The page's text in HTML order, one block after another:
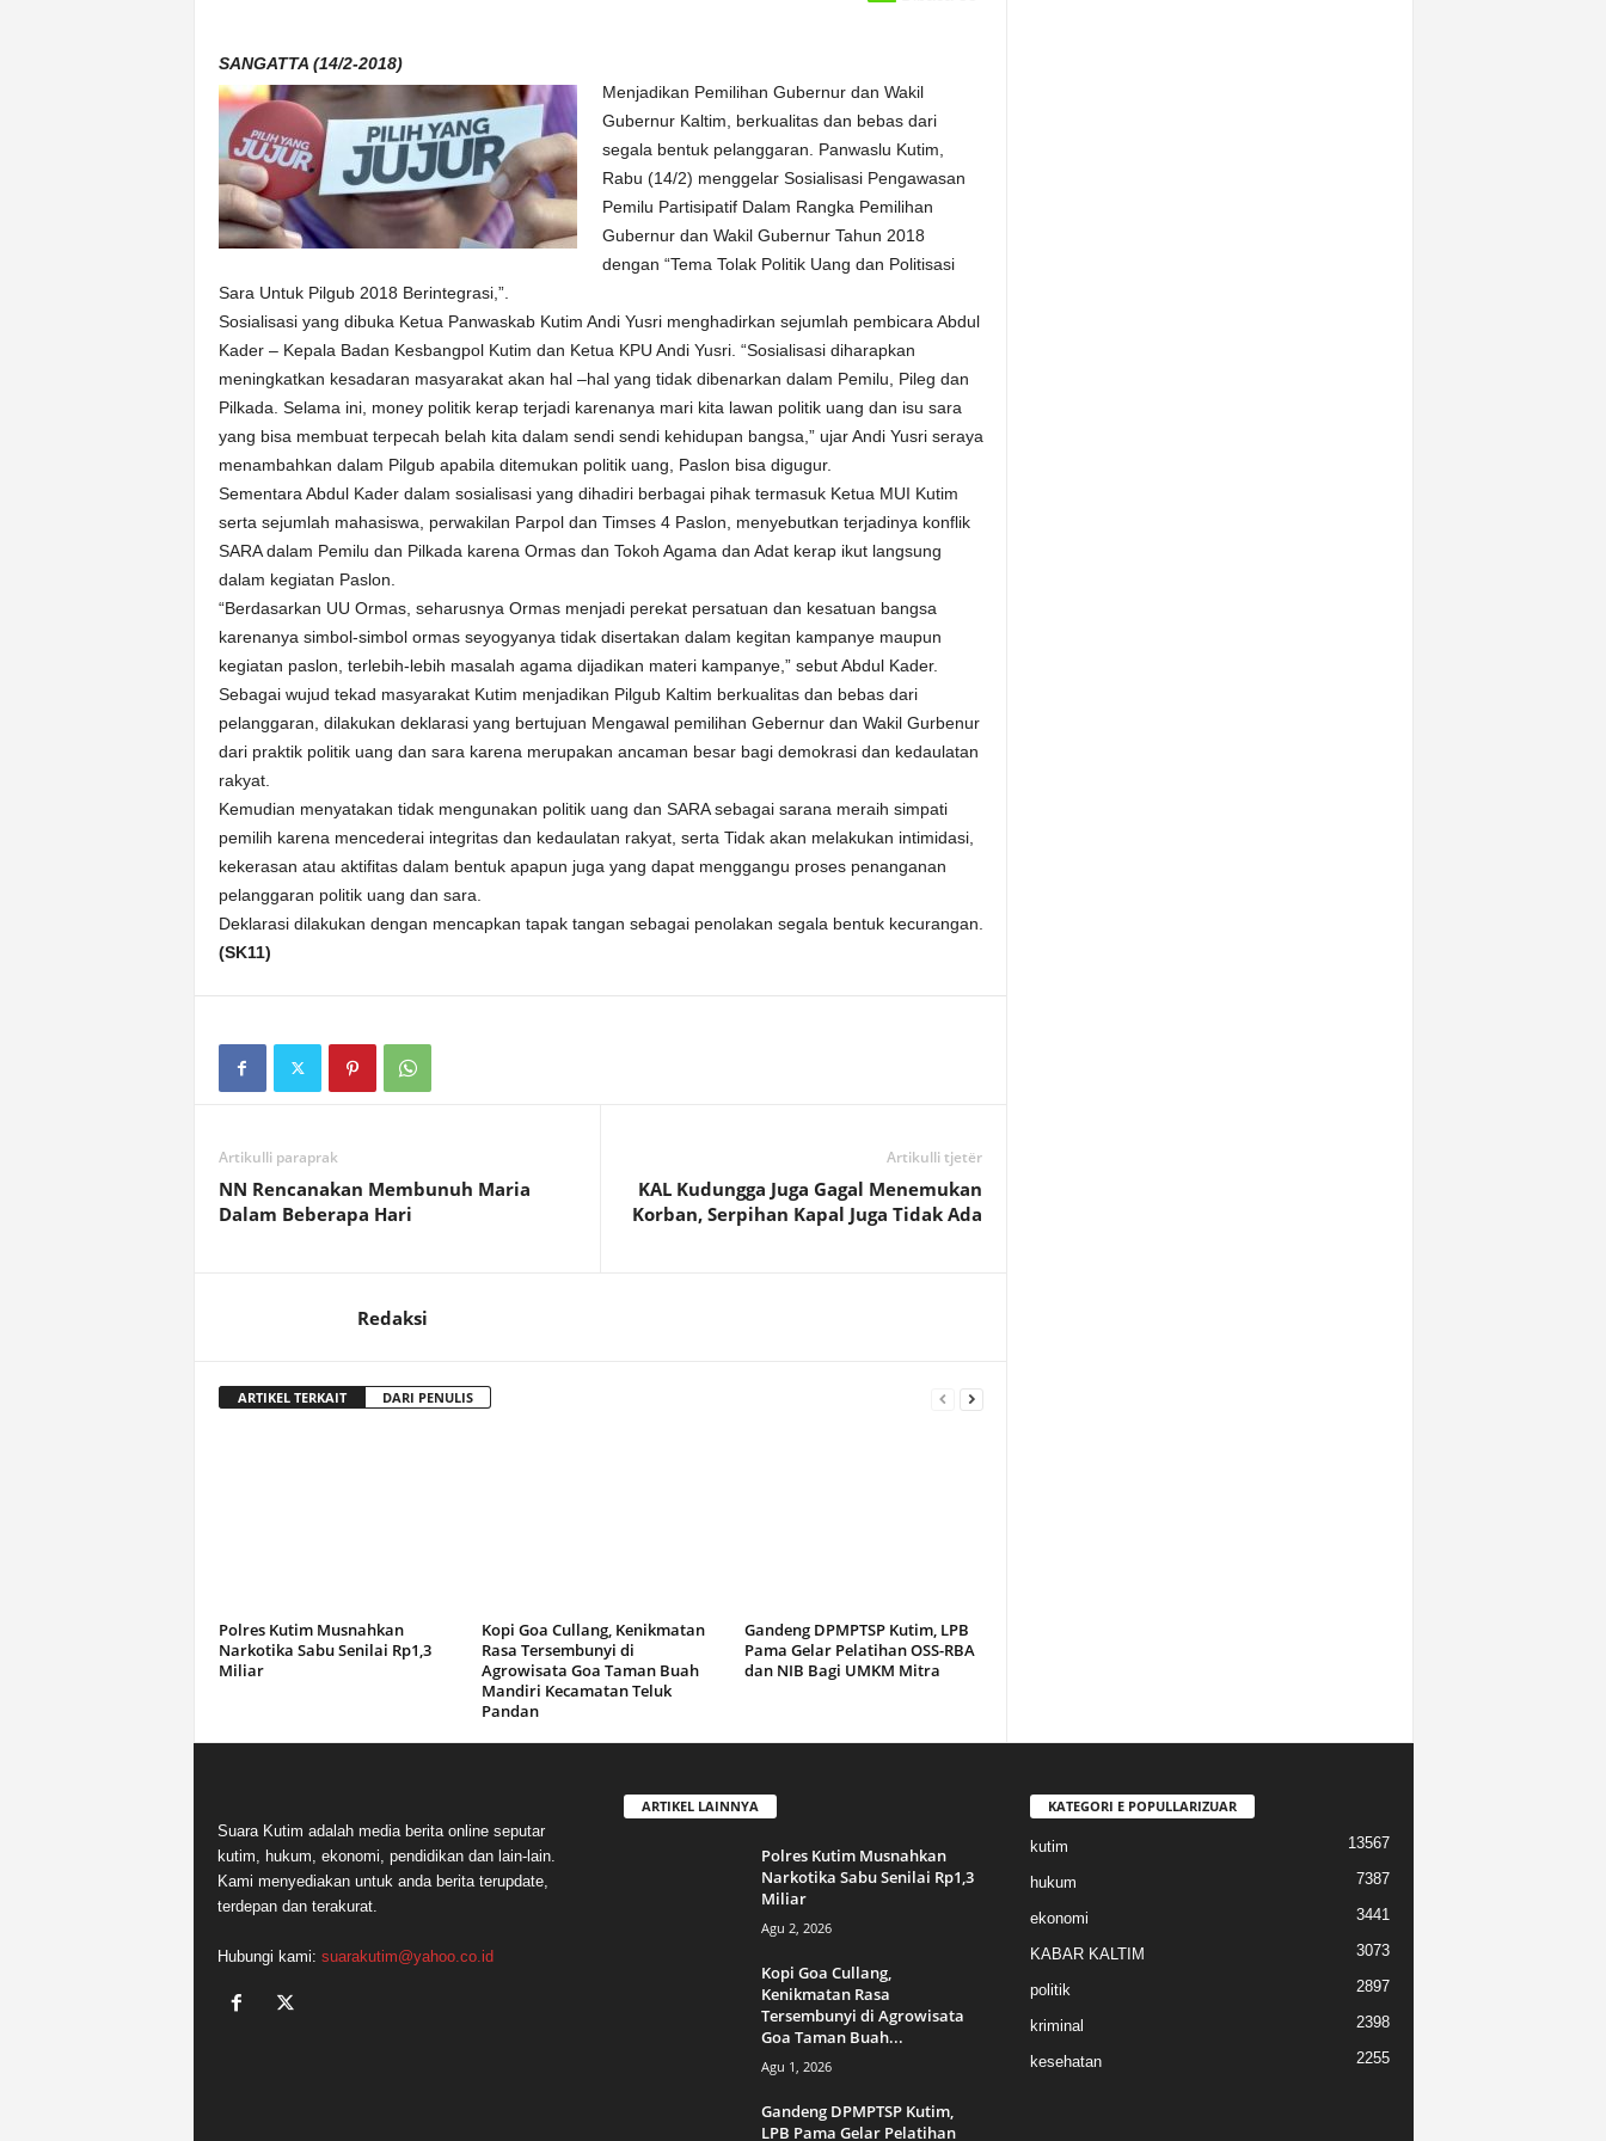
SANGATTA (14/2-2018)
Menjadikan Pemilihan Gubernur dan Wakil
Gubernur Kaltim, berkualitas dan bebas dari
segala bentuk pelanggaran. Panwaslu Kutim,
Rabu (14/2) menggelar Sosialisasi Pengawasan
Pemilu Partisipatif Dalam Rangka Pemilihan
Gubernur dan Wakil Gubernur Tahun 2018
dengan “Tema Tolak Politik Uang dan Politisasi
Sara Untuk Pilgub 2018 Berintegrasi,”.
Sosialisasi yang dibuka Ketua Panwaskab Kutim Andi Yusri menghadirkan sejumlah pembicara Abdul
Kader – Kepala Badan Kesbangpol Kutim dan Ketua KPU Andi Yusri. “Sosialisasi diharapkan
meningkatkan kesadaran masyarakat akan hal –hal yang tidak dibenarkan dalam Pemilu, Pileg dan
Pilkada. Selama ini, money politik kerap terjadi karenanya mari kita lawan politik uang dan isu sara
yang bisa membuat terpecah belah kita dalam sendi sendi kehidupan bangsa,” ujar Andi Yusri seraya
menambahkan dalam Pilgub apabila ditemukan politik uang, Paslon bisa digugur.
Sementara Abdul Kader dalam sosialisasi yang dihadiri berbagai pihak termasuk Ketua MUI Kutim
serta sejumlah mahasiswa, perwakilan Parpol dan Timses 4 Paslon, menyebutkan terjadinya konflik
SARA dalam Pemilu dan Pilkada karena Ormas dan Tokoh Agama dan Adat kerap ikut langsung
dalam kegiatan Paslon.
“Berdasarkan UU Ormas, seharusnya Ormas menjadi perekat persatuan dan kesatuan bangsa
karenanya simbol-simbol ormas seyogyanya tidak disertakan dalam kegitan kampanye maupun
kegiatan paslon, terlebih-lebih masalah agama dijadikan materi kampanye,” sebut Abdul Kader.
Sebagai wujud tekad masyarakat Kutim menjadikan Pilgub Kaltim berkualitas dan bebas dari
pelanggaran, dilakukan deklarasi yang bertujuan Mengawal pemilihan Gebernur dan Wakil Gurbenur
dari praktik politik uang dan sara karena merupakan ancaman besar bagi demokrasi dan kedaulatan
rakyat.
Kemudian menyatakan tidak mengunakan politik uang dan SARA sebagai sarana meraih simpati
pemilih karena mencederai integritas dan kedaulatan rakyat, serta Tidak akan melakukan intimidasi,
kekerasan atau aktifitas dalam bentuk apapun juga yang dapat menggangu proses penanganan
pelanggaran politik uang dan sara.
Deklarasi dilakukan dengan mencapkan tapak tangan sebagai penolakan segala bentuk kecurangan.
(SK11)
Artikulli paraprak
NN Rencanakan Membunuh Maria
Dalam Beberapa Hari
Artikulli tjetër
KAL Kudungga Juga Gagal Menemukan
Korban, Serpihan Kapal Juga Tidak Ada
Redaksi
ARTIKEL TERKAIT DARI PENULIS
Polres Kutim Musnahkan
Narkotika Sabu Senilai Rp1,3
Miliar
Kopi Goa Cullang, Kenikmatan
Rasa Tersembunyi di
Agrowisata Goa Taman Buah
Mandiri Kecamatan Teluk
Pandan
Gandeng DPMPTSP Kutim, LPB
Pama Gelar Pelatihan OSS-RBA
dan NIB Bagi UMKM Mitra
Suara Kutim adalah media berita online seputar
kutim, hukum, ekonomi, pendidikan dan lain-lain.
Kami menyediakan untuk anda berita terupdate,
terdepan dan terakurat.
Hubungi kami: suarakutim@yahoo.co.id
ARTIKEL LAINNYA
Polres Kutim Musnahkan
Narkotika Sabu Senilai Rp1,3
Miliar
Agu 2, 2026
Kopi Goa Cullang,
Kenikmatan Rasa
Tersembunyi di Agrowisata
Goa Taman Buah...
Agu 1, 2026
Gandeng DPMPTSP Kutim,
LPB Pama Gelar Pelatihan
KATEGORI E POPULLARIZUAR
kutim 13567
hukum 7387
ekonomi 3441
KABAR KALTIM 3073
politik 2897
kriminal 2398
kesehatan 2255